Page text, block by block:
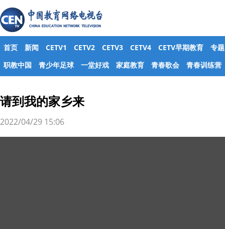
首页 新闻 CETV1 CETV2 CETV3 CETV4 CETV早期教育
专题
职教中国
青少年足球 一堂好戏 家庭教育 青春歌会 青春训练营
请到我的家乡来
2022/04/29 15:06